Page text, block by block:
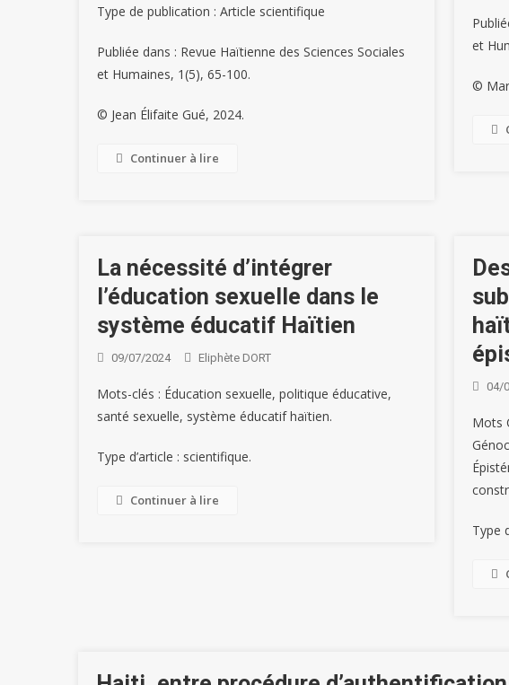
Type de publication : Article scientifique
Publiée dans : Revue Haïtienne des Sciences Sociales
et Humaines, 1(5), 65-100.
© Jean Élifaite Gué, 2024.
Continuer à lire
et
©
La nécessité d’intégrer
l’éducation sexuelle dans le
système éducatif Haïtien
09/07/2024 Eliphète DORT
Mots-clés : Éducation sexuelle, politique éducative,
santé sexuelle, système éducatif haïtien.
Type d’article : scientifique.
Continuer à lire
04/
Mots
Type
0